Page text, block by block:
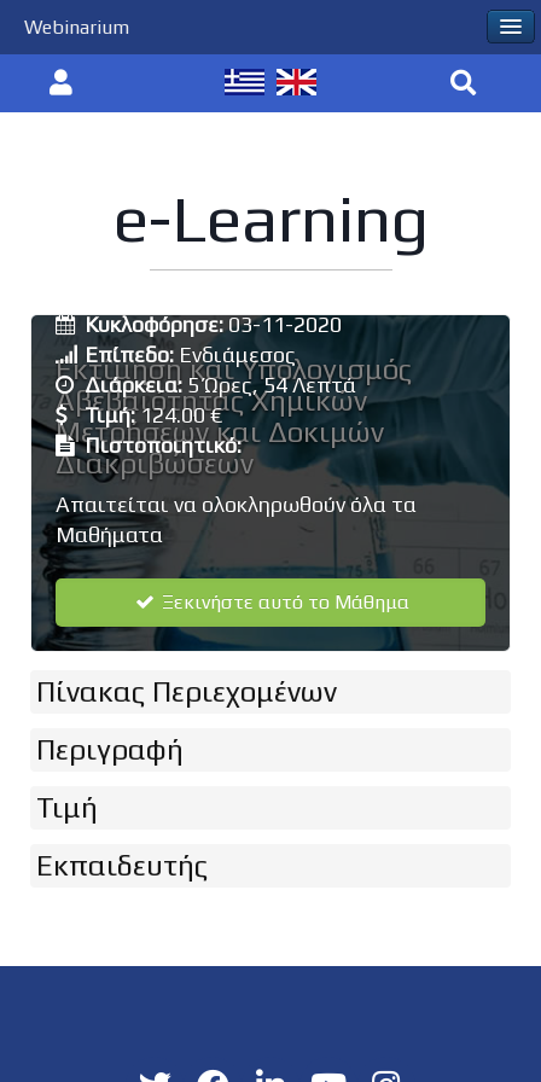
e-Learning
Εκτίμηση και Υπολογισμός
Αβεβαιότητας Χημικών
Μετρήσεων και Δοκιμών
Διακριβώσεων
Κυκλοφόρησε:03-11-2020
Επίπεδο: Ενδιάμεσος
Διάρκεια: 5 Ώρες, 54 Λεπτά
Τιμή:124.00 €
Πιστοποιητικό:
Απαιτείται να ολοκληρωθούν όλα τα
Μαθήματα
Ξεκινήστε αυτό το Μάθημα
Πίνακας Περιεχομένων
Περιγραφή
Τιμή
Εκπαιδευτής
Webinarium